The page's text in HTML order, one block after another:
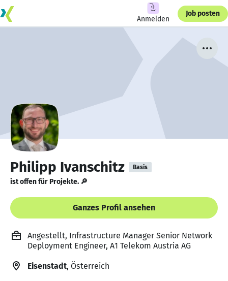
Anmelden
Job posten
Philipp Ivanschitz Basis
ist offen für Projekte. 🔎
Ganzes Profil ansehen
Angestellt, Infrastructure Manager Senior Network
Deployment Engineer, A1 Telekom Austria AG
Eisenstadt, Österreich